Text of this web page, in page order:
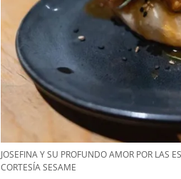
JOSEFINA Y SU PROFUNDO AMOR POR LAS
CORTESÍA SESAME